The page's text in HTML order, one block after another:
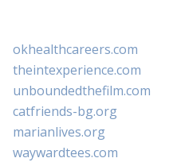
okhealthcareers.com
theintexperience.com
unboundedthefilm.com
catfriends-bg.org
marianlives.org
waywardtees.com